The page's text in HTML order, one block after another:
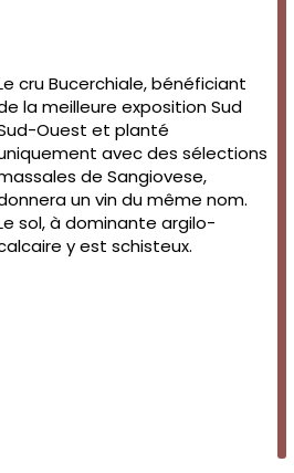
cru Bucerchiale, bénéficiant
la meilleure exposition Sud
Ouest et planté
avec des sélections
de Sangiovese,
un vin du même nom.
sol, à dominante argilo-
y est schisteux.